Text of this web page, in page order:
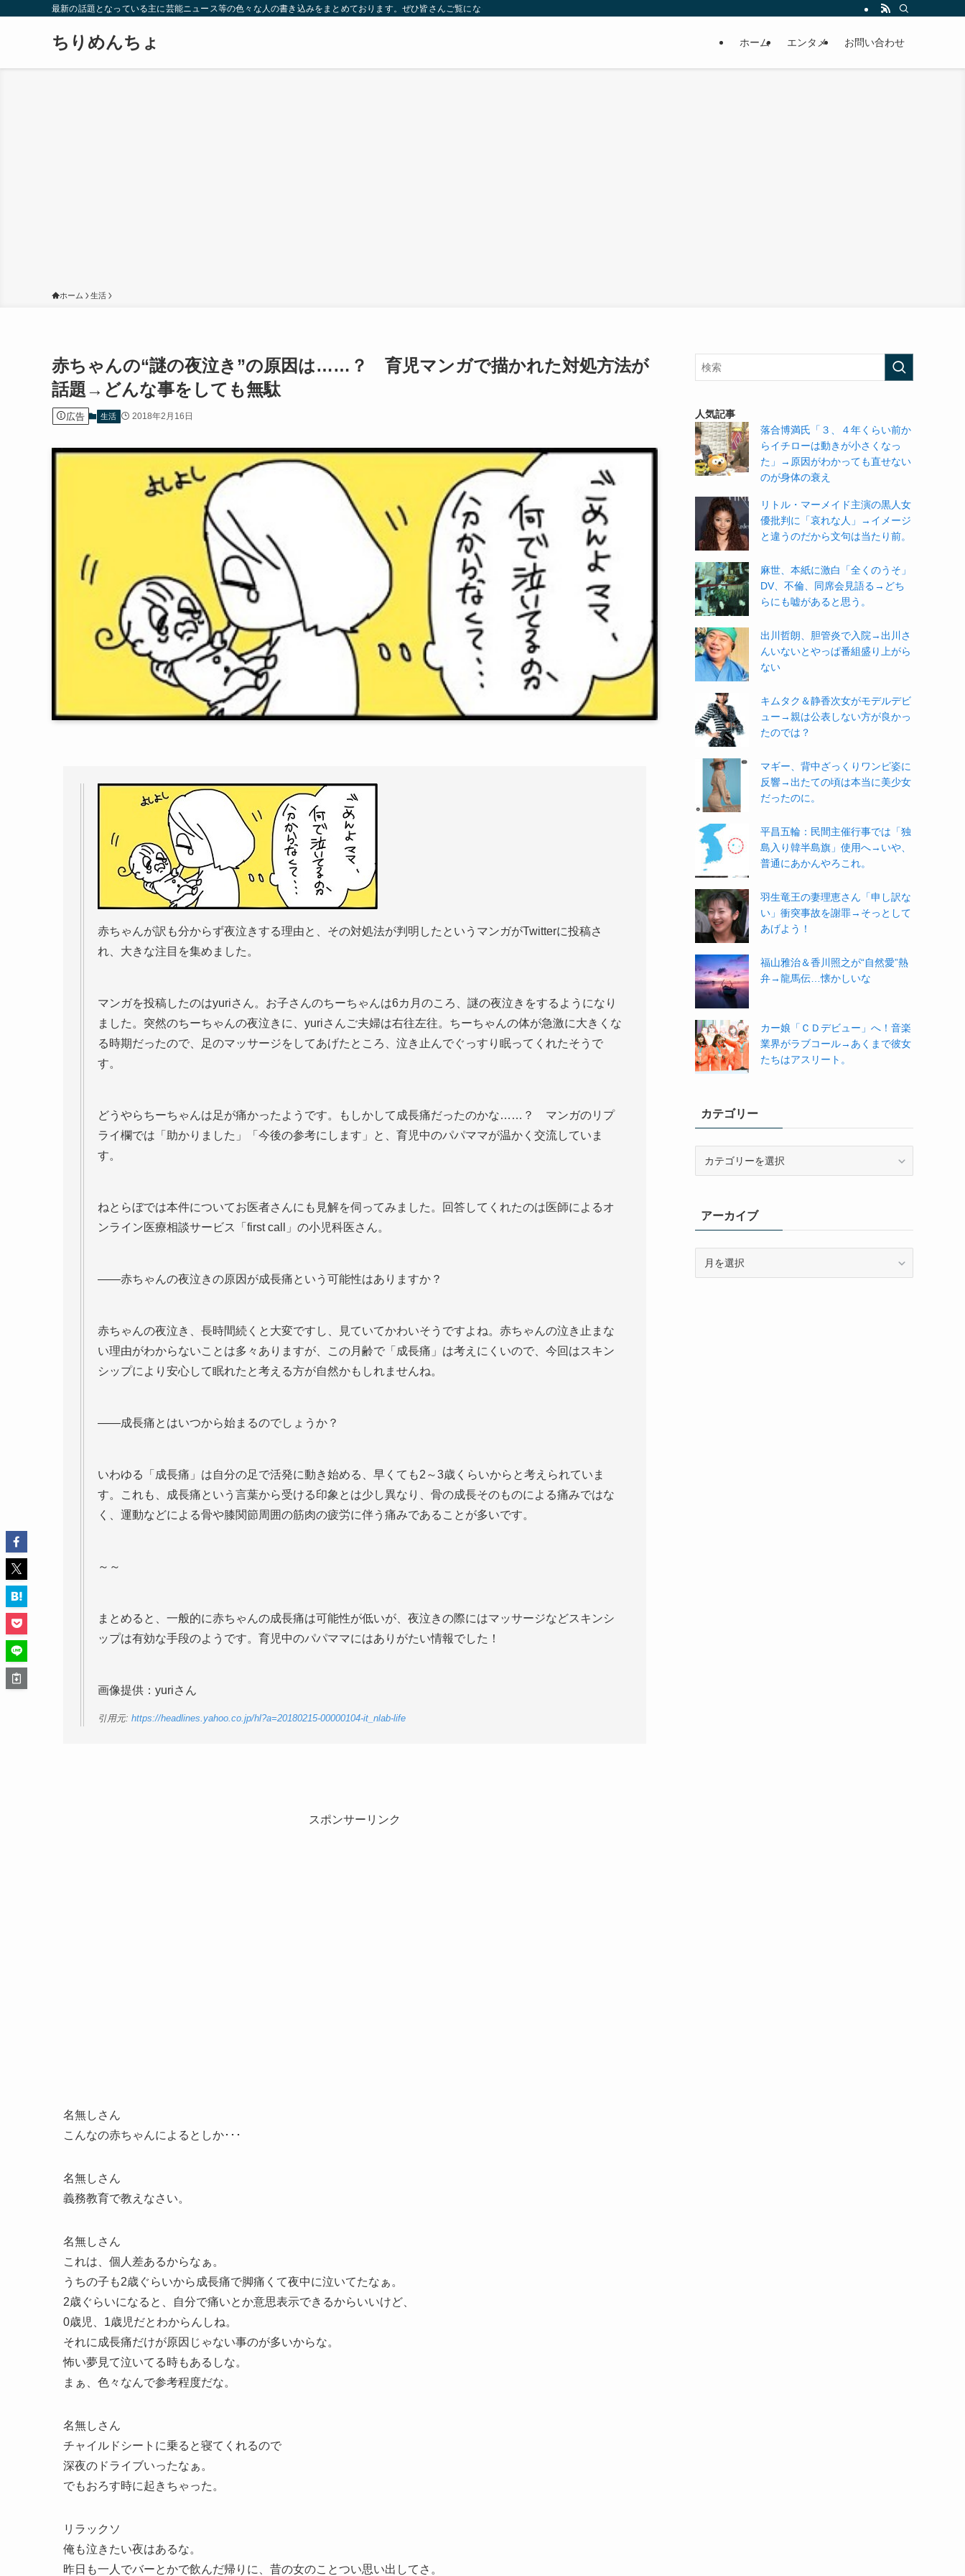
最新の話題となっている主に芸能ニュース等の色々な人の書き込みをまとめております。ぜひ皆さんご覧になっていってください。
ちりめんちょ ホーム エンタメ お問い合わせ
ホーム 生活
赤ちゃんの“謎の夜泣き”の原因は……？ 育児マンガで描かれた対処方法が
話題→どんな事をしても無駄
広告 生活 2018年2月16日
赤ちゃんが訳も分からず夜泣きする理由と、その対処法が判明したというマンガがTwitterに投稿さ
れ、大きな注目を集めました。
マンガを投稿したのはyuriさん。お子さんのちーちゃんは6カ月のころ、謎の夜泣きをするようになり
ました。突然のちーちゃんの夜泣きに、yuriさんご夫婦は右往左往。ちーちゃんの体が急激に大きくな
る時期だったので、足のマッサージをしてあげたところ、泣き止んでぐっすり眠ってくれたそうで
す。
どうやらちーちゃんは足が痛かったようです。もしかして成長痛だったのかな……？ マンガのリプ
ライ欄では「助かりました」「今後の参考にします」と、育児中のパパママが温かく交流していま
す。
ねとらぼでは本件についてお医者さんにも見解を伺ってみました。回答してくれたのは医師によるオ
ンライン医療相談サービス「first call」の小児科医さん。
――赤ちゃんの夜泣きの原因が成長痛という可能性はありますか？
赤ちゃんの夜泣き、長時間続くと大変ですし、見ていてかわいそうですよね。赤ちゃんの泣き止まな
い理由がわからないことは多々ありますが、この月齢で「成長痛」は考えにくいので、今回はスキン
シップにより安心して眠れたと考える方が自然かもしれませんね。
――成長痛とはいつから始まるのでしょうか？
いわゆる「成長痛」は自分の足で活発に動き始める、早くても2～3歳くらいからと考えられていま
す。これも、成長痛という言葉から受ける印象とは少し異なり、骨の成長そのものによる痛みではな
く、運動などによる骨や膝関節周囲の筋肉の疲労に伴う痛みであることが多いです。
～～
まとめると、一般的に赤ちゃんの成長痛は可能性が低いが、夜泣きの際にはマッサージなどスキンシ
ップは有効な手段のようです。育児中のパパママにはありがたい情報でした！
画像提供：yuriさん
引用元: https://headlines.yahoo.co.jp/hl?a=20180215-00000104-it_nlab-life
スポンサーリンク
名無しさん
こんなの赤ちゃんによるとしか･･･
名無しさん
義務教育で教えなさい。
名無しさん
これは、個人差あるからなぁ。
うちの子も2歳ぐらいから成長痛で脚痛くて夜中に泣いてたなぁ。
2歳ぐらいになると、自分で痛いとか意思表示できるからいいけど、
0歳児、1歳児だとわからんしね。
それに成長痛だけが原因じゃない事のが多いからな。
怖い夢見て泣いてる時もあるしな。
まぁ、色々なんで参考程度だな。
名無しさん
チャイルドシートに乗ると寝てくれるので
深夜のドライブいったなぁ。
でもおろす時に起きちゃった。
リラックソ
俺も泣きたい夜はあるな。
昨日も一人でバーとかで飲んだ帰りに、昔の女のことつい思い出してさ。
人気記事
落合博満氏「３、４年くらい前か
らイチローは動きが小さくなっ
た」→原因がわかっても直せない
のが身体の衰え
リトル・マーメイド主演の黒人女
優批判に「哀れな人」→イメージ
と違うのだから文句は当たり前。
麻世、本紙に激白「全くのうそ」
DV、不倫、同席会見語る→どち
らにも嘘があると思う。
出川哲朗、胆管炎で入院→出川さ
んいないとやっぱ番組盛り上がら
ない
キムタク＆静香次女がモデルデビ
ュー→親は公表しない方が良かっ
たのでは？
マギー、背中ざっくりワンピ姿に
反響→出たての頃は本当に美少女
だったのに。
平昌五輪：民間主催行事では「独
島入り韓半島旗」使用へ→いや、
普通にあかんやろこれ。
羽生竜王の妻理恵さん「申し訳な
い」衝突事故を謝罪→そっとして
あげよう！
福山雅治＆香川照之が“自然愛”熱
弁→龍馬伝…懐かしいな
カー娘「ＣＤデビュー」へ！音楽
業界がラブコール→あくまで彼女
たちはアスリート。
カテゴリー
ーアーカイブ